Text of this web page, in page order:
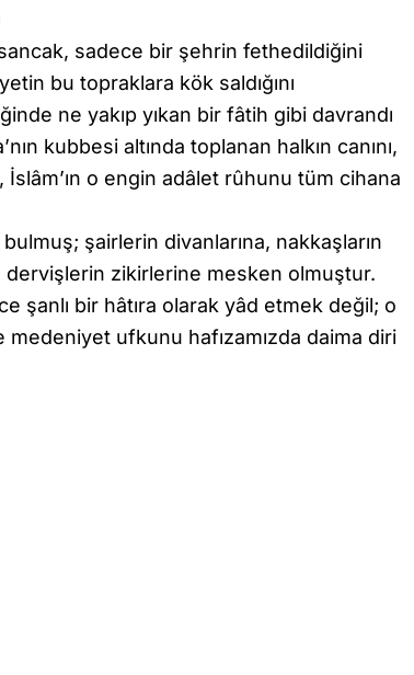
sadece bir şehrin fethedildiğini
bu topraklara kök saldığını
ne yakıp yıkan bir fâtih gibi davrandı
kubbesi altında toplanan halkın canını,
İslâm’ın o engin adâlet rûhunu tüm cihana
şairlerin divanlarına, nakkaşların
dervişlerin zikirlerine mesken olmuştur.
şanlı bir hâtıra olarak yâd etmek değil; o
ufkunu hafızamızda daima diri